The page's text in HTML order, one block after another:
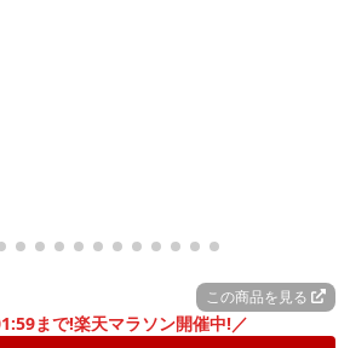
この商品を見る
まで!楽天マラソン開催中!／